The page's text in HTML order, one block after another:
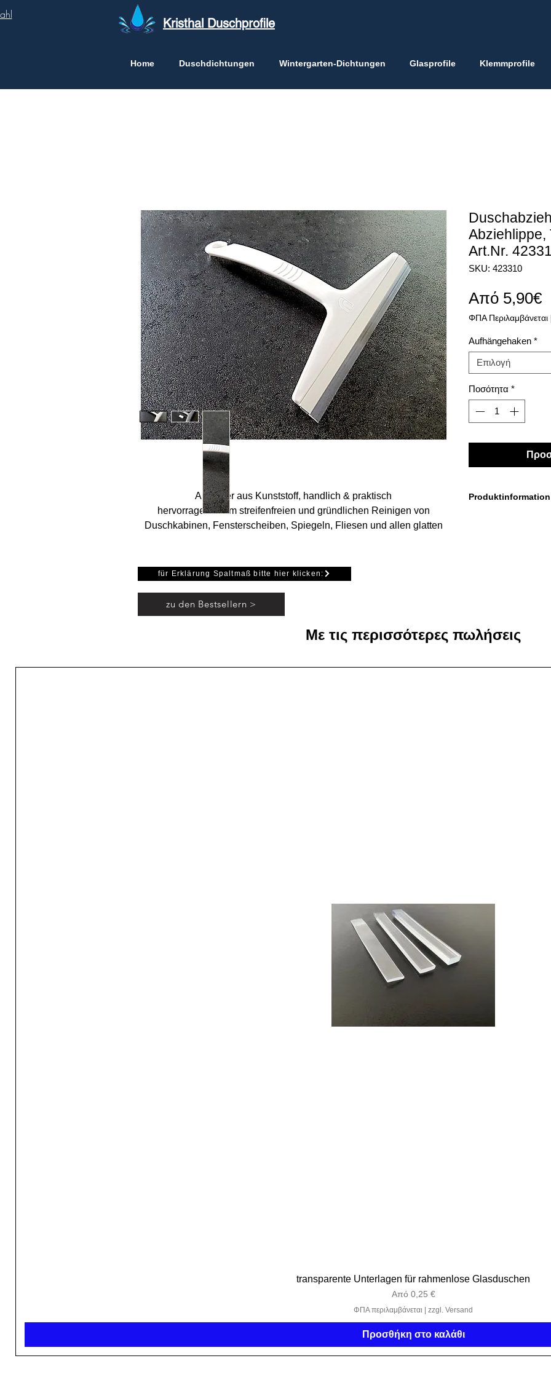
Kristhal Duschprofile
Home Duschdichtungen Wintergarten-Dichtungen Glasprofile Klemmprofile
Abzieher aus Kunststoff, handlich & praktisch
hervorragend zum streifenfreien und gründlichen Reinigen von
Duschkabinen, Fensterscheiben, Spiegeln, Fliesen und allen glatten
wahlweise mit selbstklebenden Aufhängehaken
made in germany
"sehr guter und beliebter Abzieher"
***** Topseller *****
Abziehlippe,
Art.Nr.
SKU: 423310
Από 5,90€
ΦΠΑ Περιλαμβάνεται
Aufhängehaken *
Επιλογή
Ποσότητα *
Produktinformation
für Erklärung Spaltmaß bitte hier klicken:
zu den Bestsellern >
Με τις περισσότερες πωλήσεις
transparente Unterlagen für rahmenlose Glasduschen
Από 0,25 €
Τιμή Έκπτωσης
ΦΠΑ περιλαμβάνεται | zzgl. Versand
Προσθήκη στο καλάθι